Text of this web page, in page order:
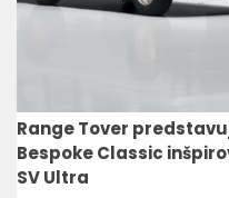
Range Tover
Bespoke Classic
SV Ultra